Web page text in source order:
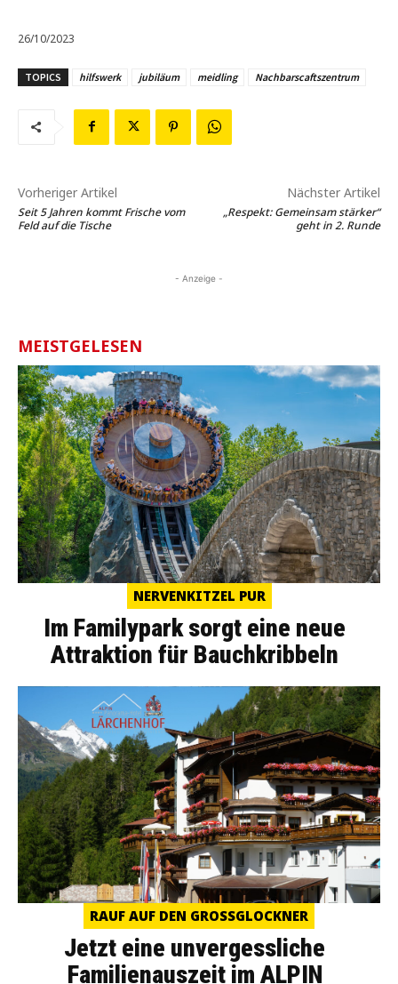
26/10/2023
TOPICS hilfswerk jubiläum meidling Nachbarscaftszentrum
Vorheriger Artikel
Seit 5 Jahren kommt Frische vom
Feld auf die Tische
Nächster Artikel
„Respekt: Gemeinsam stärker“
geht in 2. Runde
- Anzeige -
MEISTGELESEN
NERVENKITZEL PUR
Im Familypark sorgt eine neue
Attraktion für Bauchkribbeln
RAUF AUF DEN GROSSGLOCKNER
Jetzt eine unvergessliche
Familienauszeit im ALPIN